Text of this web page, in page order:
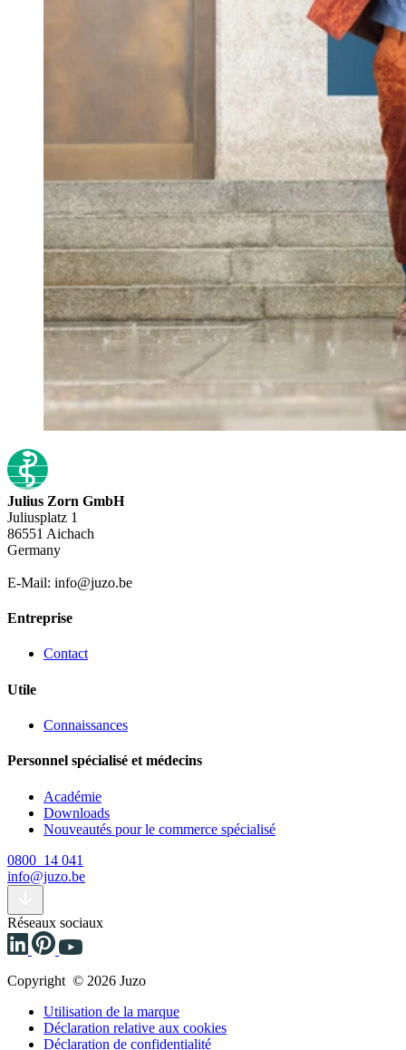
Julius Zorn GmbH
Juliusplatz 1
86551 Aichach
Germany
E-Mail: info@juzo.be
Entreprise
Contact
Utile
Connaissances
Personnel spécialisé et médecins
Académie
Downloads
Nouveautés pour le commerce spécialisé
0800 14 041
info@juzo.be
Réseaux sociaux
Copyright © 2026 Juzo
Utilisation de la marque
Déclaration relative aux cookies
Déclaration de confidentialité